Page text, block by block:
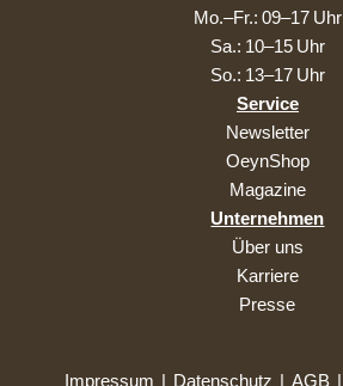
Mo.–Fr.: 09–17 Uhr
Sa.: 10–15 Uhr
So.: 13–17 Uhr
Service
Newsletter
OeynShop
Magazine
Unternehmen
Über uns
Karriere
Presse
Impressum | Datenschutz | AGB |